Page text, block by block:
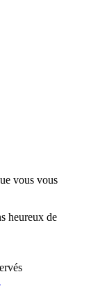
vous vous
heureux de